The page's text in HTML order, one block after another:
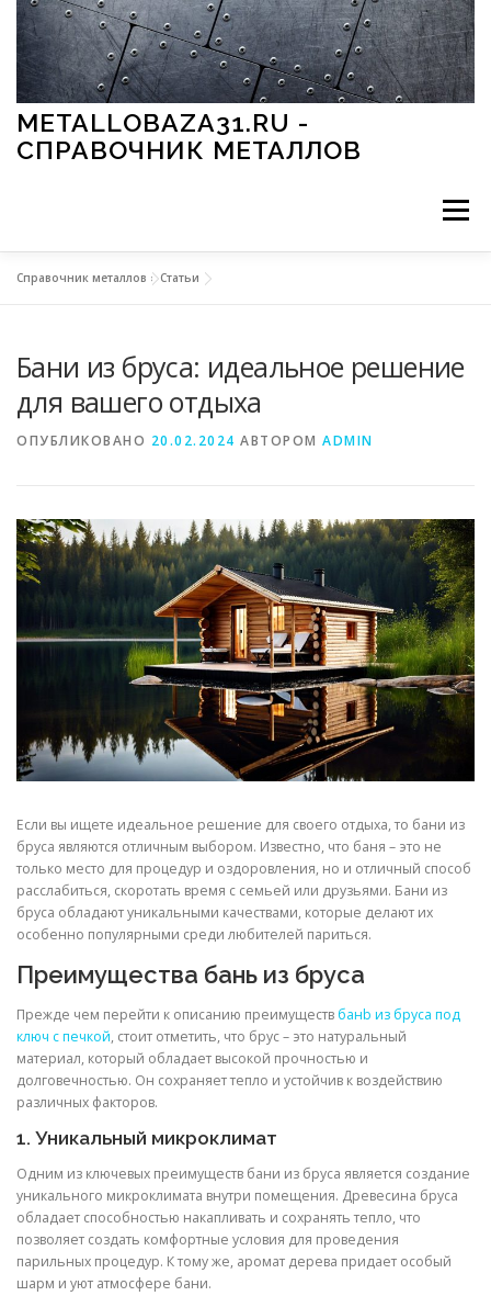
Перейти к содержимому
METALLOBAZA31.RU -
СПРАВОЧНИК МЕТАЛЛОВ
Меню
МЕТАЛЛЫ И ОКРУЖАЮЩАЯ СРЕДА
СВОЙСТВА МЕТАЛЛОВ СОРТА МЕТАЛЛОВ
Справочник металлов »Статьи
Бани из бруса: идеальное решение
для вашего отдыха
ОПУБЛИКОВАНО 20.02.2024 АВТОРОМ ADMIN
Если вы ищете идеальное решение для своего отдыха, то бани из
бруса являются отличным выбором. Известно, что баня – это не
только место для процедур и оздоровления, но и отличный способ
расслабиться, скоротать время с семьей или друзьями. Бани из
бруса обладают уникальными качествами, которые делают их
особенно популярными среди любителей париться.
Преимущества бань из бруса
Прежде чем перейти к описанию преимуществ банb из бруса под
ключ с печкой, стоит отметить, что брус – это натуральный
материал, который обладает высокой прочностью и
долговечностью. Он сохраняет тепло и устойчив к воздействию
различных факторов.
1. Уникальный микроклимат
Одним из ключевых преимуществ бани из бруса является создание
уникального микроклимата внутри помещения. Древесина бруса
обладает способностью накапливать и сохранять тепло, что
позволяет создать комфортные условия для проведения
парильных процедур. К тому же, аромат дерева придает особый
шарм и уют атмосфере бани.